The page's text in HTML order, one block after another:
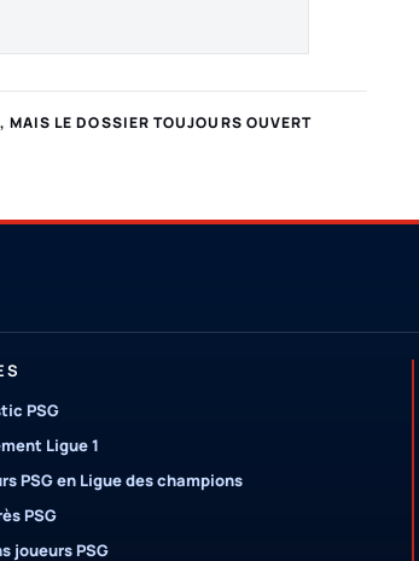
MAIS LE DOSSIER TOUJOURS OUVERT
PSG
Ligue 1
PSG en Ligue des champions
PSG
joueurs PSG